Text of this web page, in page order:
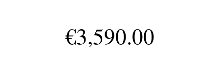
€3,590.00